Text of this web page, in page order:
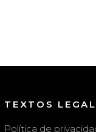
TEXTOS
Política de